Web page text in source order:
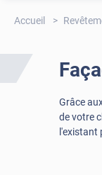
Accueil
Grâce
de votre
l'existant